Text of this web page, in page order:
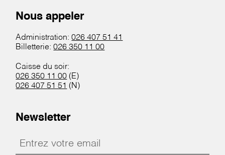
Nous appeler
Administration:026 407 51 41
Billetterie:026 350 11 00
Caisse du soir:
026 350 11 00 (E)
026 407 51 51 (N)
Newsletter